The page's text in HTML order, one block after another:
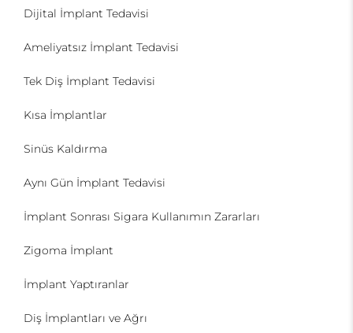
Dijital İmplant Tedavisi
Ameliyatsız İmplant Tedavisi
Tek Diş İmplant Tedavisi
Kısa İmplantlar
Sinüs Kaldırma
Aynı Gün İmplant Tedavisi
İmplant Sonrası Sigara Kullanımın Zararları
Zigoma İmplant
İmplant Yaptıranlar
Diş İmplantları ve Ağrı